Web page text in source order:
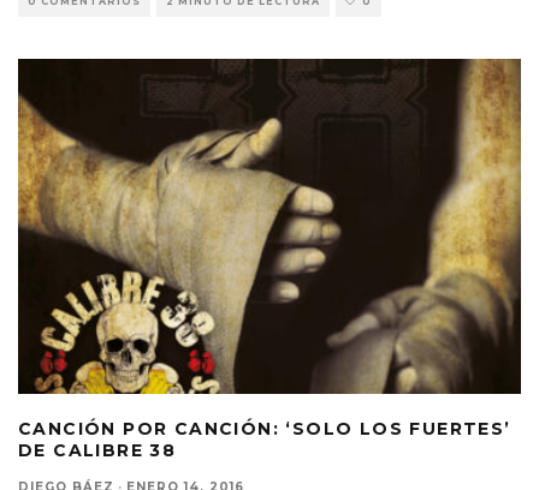
CANCIÓN POR CANCIÓN: ‘SOLO LOS FUERTES’
DE CALIBRE 38